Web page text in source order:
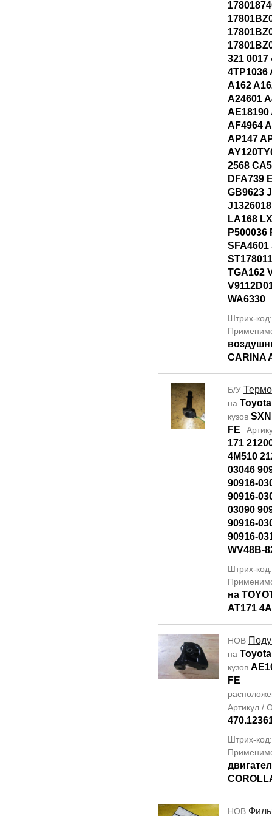
321 0017
4TP1036
A162
A24601
AE18190
AF4964
AP147
2568
DFA739
GB9623
LA168
P500036
SFA4601
TGA162
WA6330
Штрих-
CARINA
Б/У
на
кузов
FE
171
4M510
03046
90916-
90916-
03090
90916-
90916-
WV48B-
Штрих-
на
AT171
НОВ
на
кузов
FE
Артикул /
Штрих-
НОВ